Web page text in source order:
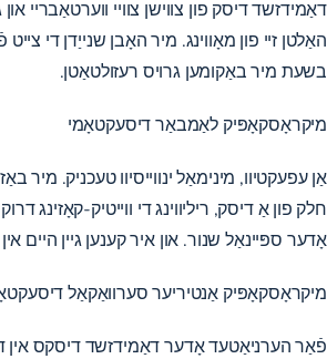
דאַמידזשד דיסק פון צווישן צוויי ווערטאַבריי און
בשעת מיר באַקומען גרויס רעזולטאַטן.
מיקראָסקאָפּיק לאַמבאַר דיסעקטאָמי
אַן עפעקטיוו, מינימאַל ינווייסיוו טעכניק. מיר
חלק פון אַ דיסק, ריליווינג די ווייטיק-קאָזינג
אָדער ספּיינאַל שנור. און איר קענען גיין היים
מיקראָסקאָפּיק אַנטיריער סערוואַקאַל
פֿאַר הערניאַטעד אָדער דאַמידזשד דיסקס אין די